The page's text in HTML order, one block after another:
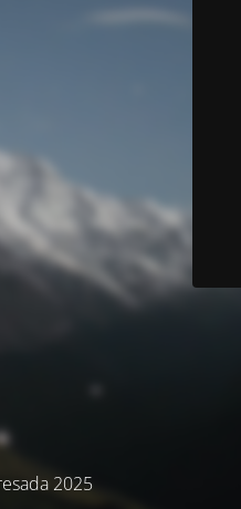
2025